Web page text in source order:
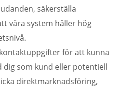
säkerställa
våra system håller hög
för att kunna
dig som kund eller potentiell
direktmarknadsföring,